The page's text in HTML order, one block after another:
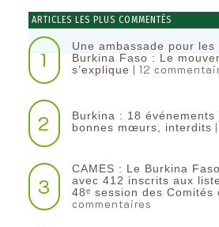
ARTICLES LES PLUS COMMENTÉS
1
Une ambassade pour
Burkina Faso : Le
s’explique | 12
2
Burkina : 18
bonnes mœurs, interdits
3
CAMES : Le Burkina
avec 412 inscrits aux
48ᵉ session des
commentaires